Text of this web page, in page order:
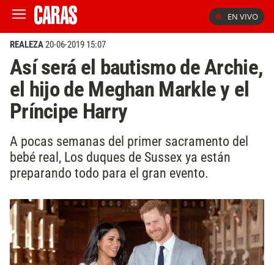
EN VIVO
REALEZA20-06-2019 15:07
Así será el bautismo de Archie,
el hijo de Meghan Markle y el
Príncipe Harry
A pocas semanas del primer sacramento del
bebé real, Los duques de Sussex ya están
preparando todo para el gran evento.